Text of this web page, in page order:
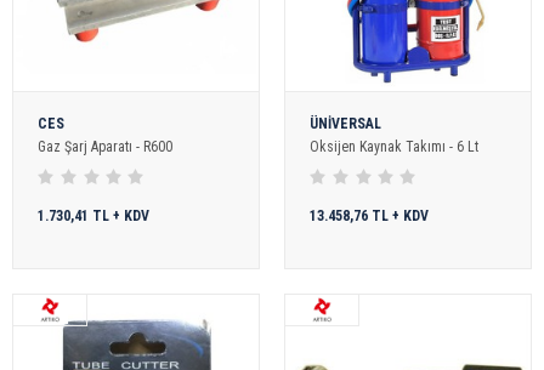
CES
Gaz Şarj Aparatı - R600
1.730,41 TL + KDV
ÜNİVERSAL
Oksijen Kaynak Takımı - 6 Lt
13.458,76 TL + KDV